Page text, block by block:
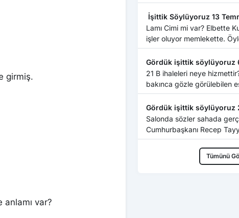
girmiş.
var?
Ankar...
İşittik Söylüyoruz 13
Lamı Cimi mi var? Elbette
işler
Gördük işittik söylüyoruz
21 B ihaleleri neye hizmettir? Şehre şöyle
bakınca gözle görülebilen
Gördük işittik söylüyoruz
Salonda sözler sahada
Cumhurbaşkanı Recep
Genişletilmi...
Tümünü